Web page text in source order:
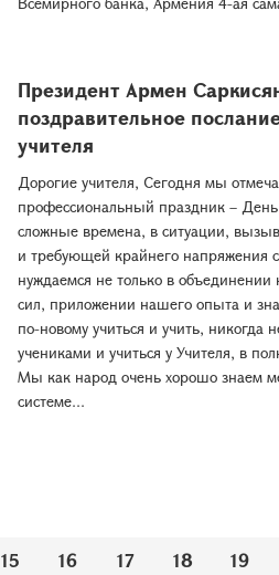
Президент Армен
поздравительное
учителя
Дорогие учителя, Сегодня мы
профессиональный праздник –
сложные времена, в ситуации,
и требующей крайнего напряжения
нуждаемся не только в
сил, приложении нашего опыта и
по-новому учиться и учить, никогда
учениками и учиться у Учителя, в
Мы как народ очень хорошо знаем
системе...
15 16 17 18 19